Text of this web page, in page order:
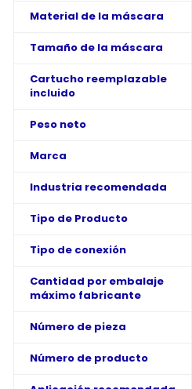
Material de la máscara
Tamaño de la máscara
Cartucho reemplazable
incluido
Peso neto
Marca
Industria recomendada
Tipo de Producto
Tipo de conexión
Cantidad por embalaje
máximo fabricante
Número de pieza
Número de producto